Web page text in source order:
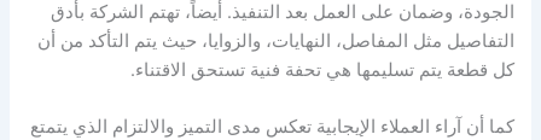
الجودة، وضمان على العمل بعد التنفيذ. أيضاً، تهتم الشركة بأدق
التفاصيل مثل المفاصل، النهايات، والزوايا، حيث يتم التأكد من أن
كل قطعة يتم تسليمها هي تحفة فنية تستحق الاقتناء.
كما أن آراء العملاء الإيجابية تعكس مدى التميز والالتزام الذي يتمتع